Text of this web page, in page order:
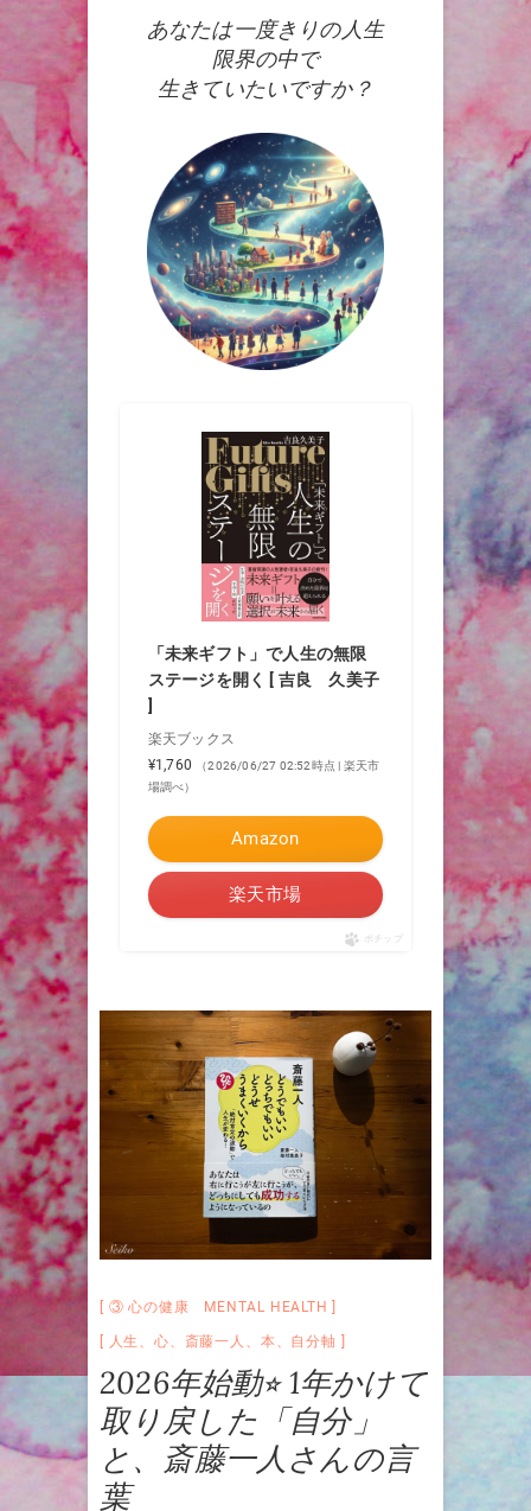
あなたは一度きりの人生
限界の中で
生きていたいですか？
「未来ギフト」で人生の無限
ステージを開く [ 吉良 久美子
]
楽天ブックス
¥1,760
（2026/06/27 02:52時点 | 楽天市
場調べ）
Amazon
楽天市場
ポチップ
③ 心の健康 MENTAL HEALTH
人生 、心、 斎藤一人 、 本、 自分軸
2026年始動⭐︎ 1年かけて
取り戻した「自分」
と、斎藤一人さんの言
葉